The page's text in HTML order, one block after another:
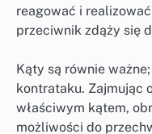
reagować i
przeciwnik zdąży się
Kąty są równie
kontrataku. Zajmując
właściwym kątem,
możliwości do